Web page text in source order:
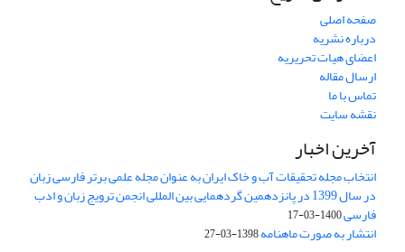
صفحه اصلی
درباره نشریه
اعضای هیات تحریریه
ارسال مقاله
تماس با ما
نقشه سایت
آخرین اخبار
انتخاب مجله تحقیقات آب و خاک ایران به عنوان مجله علمی برتر فارسی زبان
در سال 1399 در پانزدهمین گردهمایی بین المللی انجمن ترویج زبان و ادب
فارسی1400-03-17
انتشار به صورت ماهنامه1398-03-27